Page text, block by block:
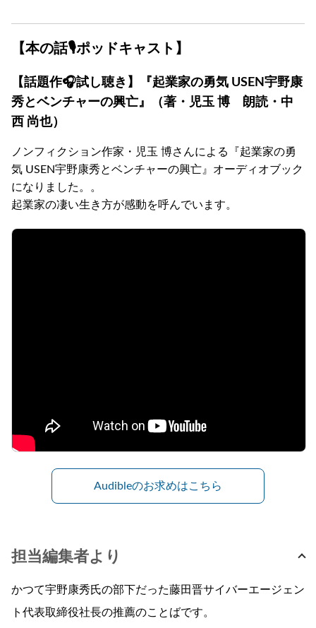
【本の話🎙ポッドキャスト】
【話題作🎧試し聴き】『起業家の勇気 USEN宇野康
秀とベンチャーの興亡』（著・児玉 博 朗読・中
西 尚也）
ノンフィクション作家・児玉 博さんによる『起業家の勇
気 USEN宇野康秀とベンチャーの興亡』オーディオブック
になりました。。
起業家の凄い生き方が感動を呼んでいます。
Audibleのお求めはこちら
担当編集者より
かつて宇野康秀氏の部下だった藤田晋サイバーエージェン
ト代表取締役社長の推薦のことばです。